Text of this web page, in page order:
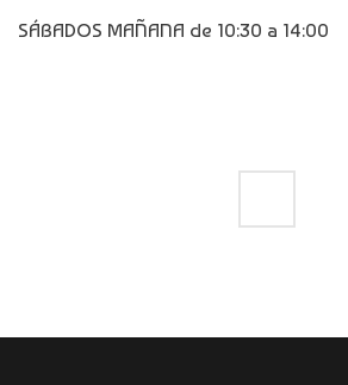
SÁBADOS MAÑANA de 10:30 a 14:00